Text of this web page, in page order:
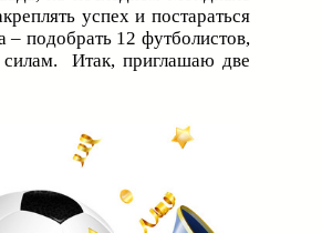
успех и постараться
подобрать 12 футболистов,
силам. Итак, приглашаю две